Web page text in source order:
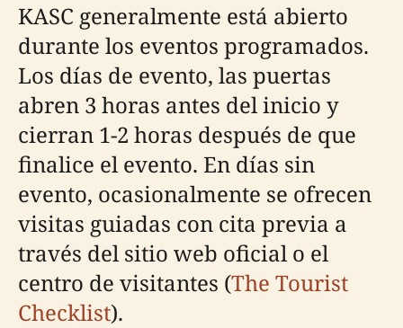
KASC generalmente está abierto
durante los eventos programados.
Los días de evento, las puertas
abren 3 horas antes del inicio y
cierran 1-2 horas después de que
finalice el evento. En días sin
evento, ocasionalmente se ofrecen
visitas guiadas con cita previa a
través del sitio web oficial o el
centro de visitantes (The Tourist
Checklist).